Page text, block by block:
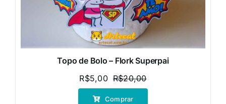
Topo de Bolo – Flork Superpai
R$20,00O
preço
R$5,00
O
preço
Comprar